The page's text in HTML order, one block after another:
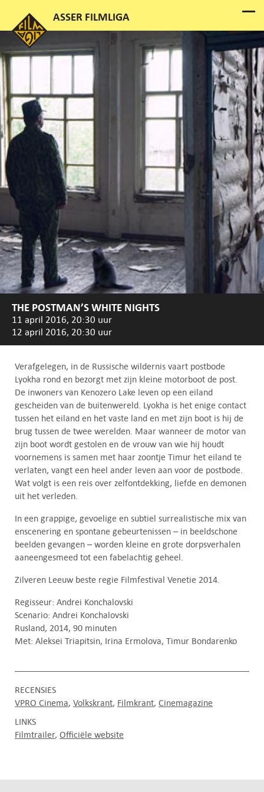
THE POSTMAN’S WHITE NIGHTS
11 april 2016, 20:30 uur
12 april 2016, 20:30 uur
Verafgelegen, in de Russische wildernis vaart postbode
Lyokha rond en bezorgt met zijn kleine motorboot de post.
De inwoners van Kenozero Lake leven op een eiland
gescheiden van de buitenwereld. Lyokha is het enige contact
tussen het eiland en het vaste land en met zijn boot is hij de
brug tussen de twee werelden. Maar wanneer de motor van
zijn boot wordt gestolen en de vrouw van wie hij houdt
voornemens is samen met haar zoontje Timur het eiland te
verlaten, vangt een heel ander leven aan voor de postbode.
Wat volgt is een reis over zelfontdekking, liefde en demonen
uit het verleden.
In een grappige, gevoelige en subtiel surrealistische mix van
enscenering en spontane gebeurtenissen – in beeldschone
beelden gevangen – worden kleine en grote dorpsverhalen
aaneengesmeed tot een fabelachtig geheel.
Zilveren Leeuw beste regie Filmfestival Venetie 2014.
Regisseur: Andrei Konchalovski
Scenario: Andrei Konchalovski
Rusland, 2014, 90 minuten
Met: Aleksei Triapitsin, Irina Ermolova, Timur Bondarenko
RECENSIES
VPRO Cinema Volkskrant Filmkrant Cinemagazine
LINKS
Filmtrailer Officiële website